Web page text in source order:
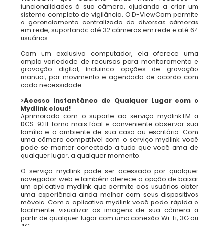
funcionalidades à sua câmera, ajudando a criar um
sistema completo de vigilância. O D-ViewCam permite
o gerenciamento centralizado de diversas câmeras
em rede, suportando até 32 câmeras em rede e até 64
usuários.
Com um exclusivo computador, ela oferece uma
ampla variedade de recursos para monitoramento e
gravação digital, incluindo opções de gravação
manual, por movimento e agendada de acordo com
cada necessidade.
>Acesso Instantâneo de Qualquer Lugar com o
Mydlink cloud!
Aprimorada com o suporte ao serviço mydlinkTM a
DCS-931L torna mais fácil e conveniente observar sua
família e o ambiente de sua casa ou escritório. Com
uma câmera compatível com o serviço mydlink você
pode se manter conectado a tudo que você ama de
qualquer lugar, a qualquer momento.
O serviço mydlink pode ser acessado por qualquer
navegador web e também oferece a opção de baixar
um aplicativo mydlink que permite aos usuários obter
uma experiência ainda melhor com seus dispositivos
móveis. Com o aplicativo mydlink você pode rápida e
facilmente visualizar as imagens de sua câmera a
partir de qualquer lugar com uma conexão Wi-Fi, 3G ou